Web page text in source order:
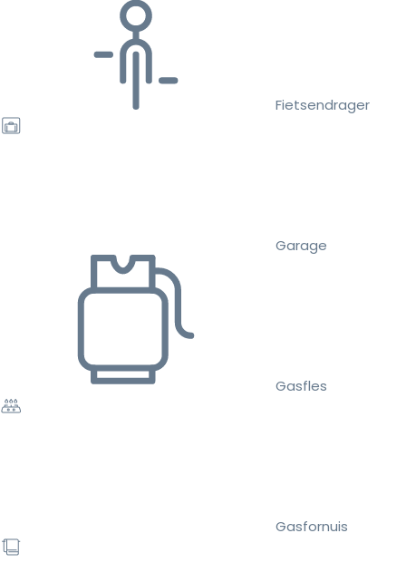
Fietsendrager
Garage
Gasfles
Gasfornuis